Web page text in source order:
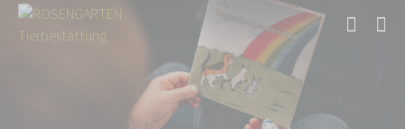
Aktuelles
Die Regenbogenbrücke – Einfühlsame Trauerbegl…